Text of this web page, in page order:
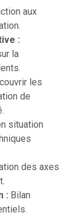
aux
:
la
les
de
situation
des axes
: Bilan